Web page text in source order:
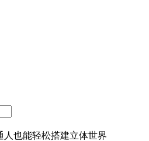
也能轻松搭建立体世界